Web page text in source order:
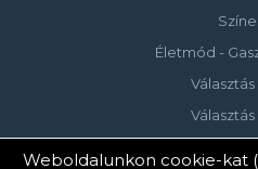
Életmód -
Weboldalunkon cookie-kat